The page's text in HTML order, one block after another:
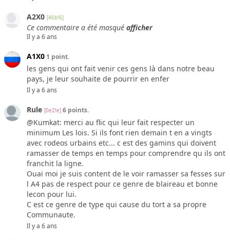
A2X0 [46b!6]
Ce commentaire a été masqué afficher
Il y a 6 ans
A1X0 1 point.
les gens qui ont fait venir ces gens là dans notre beau
pays, je leur souhaite de pourrir en enfer
Il y a 6 ans
Rule [0e2!e] 6 points.
@Kumkat: merci au flic qui leur fait respecter un
minimum Les lois. Si ils font rien demain t en a vingts
avec rodeos urbains etc... c est des gamins qui doivent
ramasser de temps en temps pour comprendre qu ils ont
franchit la ligne.
Ouai moi je suis content de le voir ramasser sa fesses sur
l A4 pas de respect pour ce genre de blaireau et bonne
lecon pour lui.
C est ce genre de type qui cause du tort a sa propre
Communaute.
Il y a 6 ans